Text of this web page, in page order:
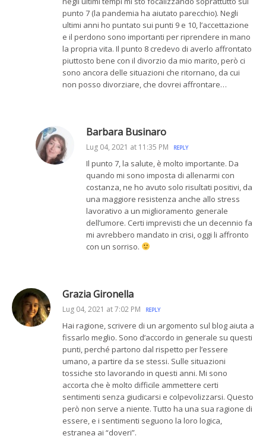
punto 7 (la pandemia ha aiutato parecchio). Negli
ultimi anni ho puntato sui punti 9 e 10, l’accettazione
e il perdono sono importanti per riprendere in mano
la propria vita. Il punto 8 credevo di averlo affrontato
piuttosto bene con il divorzio da mio marito, però ci
sono ancora delle situazioni che ritornano, da cui
non posso divorziare, che dovrei affrontare…
Barbara Businaro
Lug 04, 2021 at 11:35 PM REPLY
Il punto 7, la salute, è molto importante. Da
quando mi sono imposta di allenarmi con
costanza, ne ho avuto solo risultati positivi, da
una maggiore resistenza anche allo stress
lavorativo a un miglioramento generale
dell’umore. Certi imprevisti che un decennio fa
mi avrebbero mandato in crisi, oggi li affronto
con un sorriso.
Grazia Gironella
Lug 04, 2021 at 7:02 PM REPLY
Hai ragione, scrivere di un argomento sul blog aiuta a
fissarlo meglio. Sono d’accordo in generale su questi
punti, perché partono dal rispetto per l’essere
umano, a partire da se stessi. Sulle situazioni
tossiche sto lavorando in questi anni. Mi sono
accorta che è molto difficile ammettere certi
sentimenti senza giudicarsi e colpevolizzarsi. Questo
però non serve a niente. Tutto ha una sua ragione di
essere, e i sentimenti seguono la loro logica,
estranea ai “doveri”.